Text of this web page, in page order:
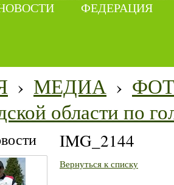
ФЕДЕРАЦИЯ
› МЕДИА ›
области по
IMG_2144
Вернуться к списку